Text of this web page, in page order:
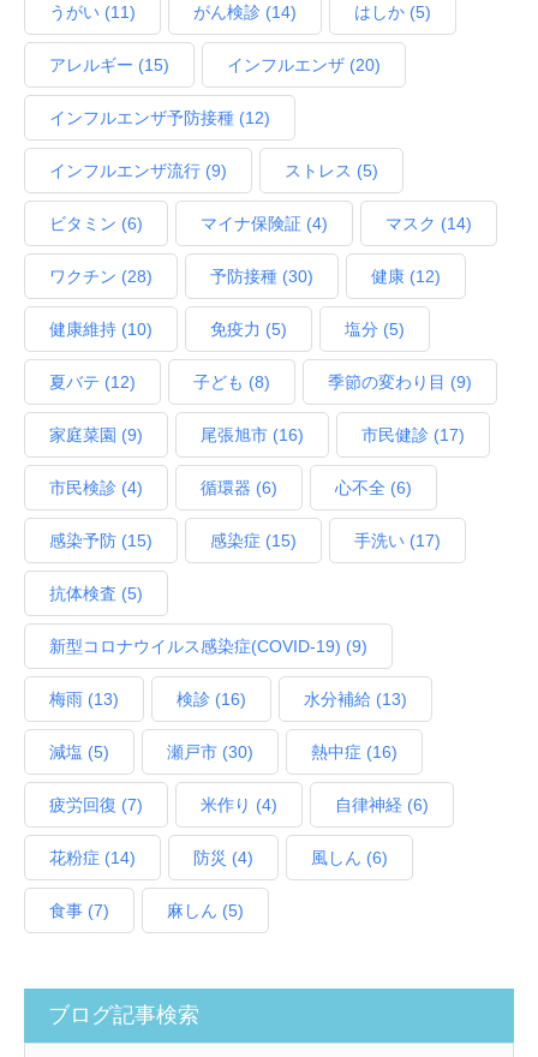
うがい (11) がん検診 (14) はしか (5)
アレルギー (15) インフルエンザ (20)
インフルエンザ予防接種 (12)
インフルエンザ流行 (9) ストレス (5)
ビタミン (6) マイナ保険証 (4) マスク (14)
ワクチン (28) 予防接種 (30) 健康 (12)
健康維持 (10) 免疫力 (5) 塩分 (5)
夏バテ (12) 子ども (8) 季節の変わり目 (9)
家庭菜園 (9) 尾張旭市 (16) 市民健診 (17)
市民検診 (4) 循環器 (6) 心不全 (6)
感染予防 (15) 感染症 (15) 手洗い (17)
抗体検査 (5)
新型コロナウイルス感染症(COVID‑19) (9)
梅雨 (13) 検診 (16) 水分補給 (13)
減塩 (5) 瀬戸市 (30) 熱中症 (16)
疲労回復 (7) 米作り (4) 自律神経 (6)
花粉症 (14) 防災 (4) 風しん (6)
食事 (7) 麻しん (5)
ブログ記事検索